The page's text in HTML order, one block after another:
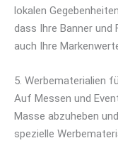
lokalen
dass Ihre Banner
auch Ihre
5. Werbematerialien
Auf Messen und
Masse abzuheben
spezielle